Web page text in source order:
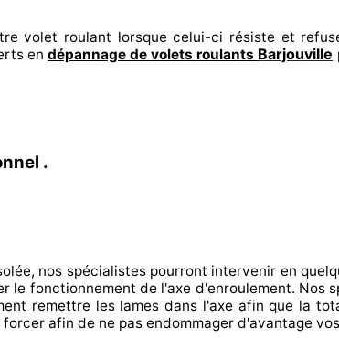
volet roulant lorsque celui-ci résiste et
en dépannage de volets roulants Barjouville
.
nos spécialistes pourront intervenir en
le fonctionnement de l'axe d'enroulement. Nos
remettreles lames dans l'axe afin que la
forcer afin de ne pas endommager d'avantage